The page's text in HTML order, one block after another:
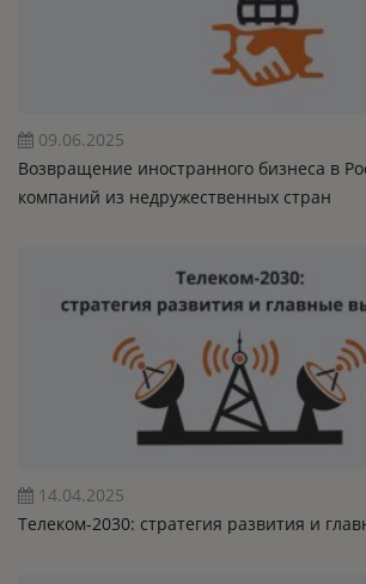
09.06.2025
Возвращение иностранного бизнеса в
компаний из недружественных стран
14.04.2025
Телеком-2030: стратегия развития и